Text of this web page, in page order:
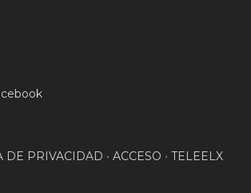
DE PRIVACIDAD • ACCESO • TELEELX